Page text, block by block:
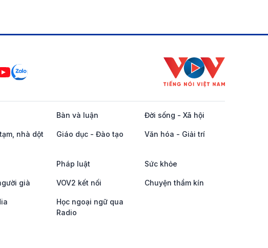
Bàn và luận Đời sống - Xã hội
nhà dột
Giáo dục - Đào tạo Văn hóa - Giải trí
Pháp luật Sức khỏe
già VOV2 kết nối Chuyện thầm kín
Học ngoại ngữ qua
Radio